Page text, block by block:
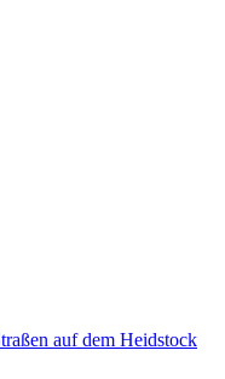
auf dem Heidstock